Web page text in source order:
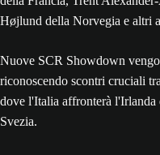
Højlund della Norvegia e altri
Nuove SCR Showdown
riconoscendo scontri cruciali
dove l'Italia affronterà
Svezia.